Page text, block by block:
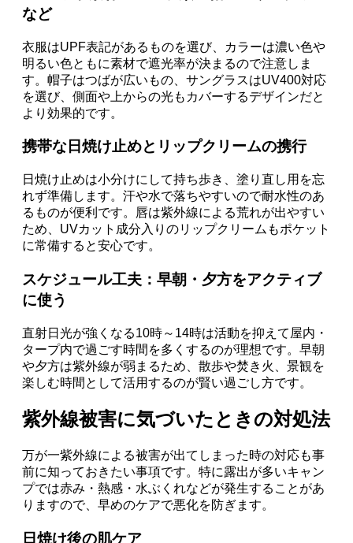
など
衣服はUPF表記があるものを選び、カラーは濃い色や
明るい色ともに素材で遮光率が決まるので注意しま
す。帽子はつばが広いもの、サングラスはUV400対応
を選び、側面や上からの光もカバーするデザインだと
より効果的です。
携帯な日焼け止めとリップクリームの携行
日焼け止めは小分けにして持ち歩き、塗り直し用を忘
れず準備します。汗や水で落ちやすいので耐水性のあ
るものが便利です。唇は紫外線による荒れが出やすい
ため、UVカット成分入りのリップクリームもポケット
に常備すると安心です。
スケジュール工夫：早朝・夕方をアクティブ
に使う
直射日光が強くなる10時～14時は活動を抑えて屋内・
タープ内で過ごす時間を多くするのが理想です。早朝
や夕方は紫外線が弱まるため、散歩や焚き火、景観を
楽しむ時間として活用するのが賢い過ごし方です。
紫外線被害に気づいたときの対処法
万が一紫外線による被害が出てしまった時の対応も事
前に知っておきたい事項です。特に露出が多いキャン
プでは赤み・熱感・水ぶくれなどが発生することがあ
りますので、早めのケアで悪化を防ぎます。
日焼け後の肌ケア